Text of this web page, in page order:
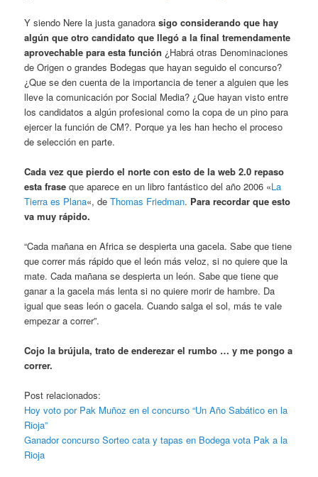
Y siendo Nere la justa ganadorasigo considerando que hay
algún que otro candidato que llegó a la final tremendamente
aprovechable para esta función ¿Habrá otras Denominaciones
de Origen o grandes Bodegas que hayan seguido el concurso?
¿Que se den cuenta de la importancia de tener a alguien que les
lleve la comunicación por Social Media? ¿Que hayan visto entre
los candidatos a algún profesional como la copa de un pino para
ejercer la función de CM?. Porque ya les han hecho el proceso
de selección en parte.
Cada vez que pierdo el norte con esto de la web 2.0 repaso
esta frase que aparece en un libro fantástico del año 2006 «La
Tierra es Plana«, deThomas Friedman. Para recordar que esto
va muy rápido.
“Cada mañana en Africa se despierta una gacela. Sabe que tiene
que correr más rápido que el león más veloz, si no quiere que la
mate. Cada mañana se despierta un león. Sabe que tiene que
ganar a la gacela más lenta si no quiere morir de hambre. Da
igual que seas león o gacela. Cuando salga el sol, más te vale
empezar a correr”.
Cojo la brújula, trato de enderezar el rumbo … y me pongo a
correr.
Post relacionados:
Hoy voto por Pak Muñoz en el concurso “Un Año Sabático en la
Rioja”
Ganador concurso Sorteo cata y tapas en Bodega vota Pak a la
Rioja